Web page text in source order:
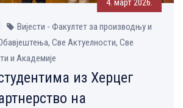
4. март 2026.
Вијести - Факултет за производњу и
Све Aктуелности, Све
и Академије
из Херцег
на